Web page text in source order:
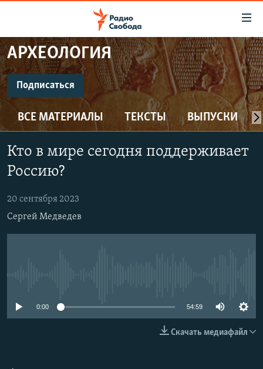
упрощенного
доступа
Вернуться
основному
содержанию
Вернутся
главной
Вернутся
поиску
ПРОГРАММЫ
ПОДКАСТЫ
АВТОРСКИЕ ПРОЕКТЫ
ЦИТАТЫ СВОБОДЫ
МНЕНИЯ
КУЛЬТУРА
КАВКАЗ.РЕАЛИИ
СЕВЕР.РЕАЛИИ
АРХЕОЛОГИЯ
Подписаться
ПОДПИСАТЬСЯ
ВСЕ МАТЕРИАЛЫ ТЕКСТЫ ВЫПУСКИ
Кто в мире сегодня поддерживает
Россию?
20 сентября 2023
Сергей Медведев
0:00 54:59
Скачать медиафайл